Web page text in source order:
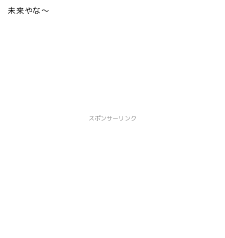
未来やな〜
スポンサーリンク